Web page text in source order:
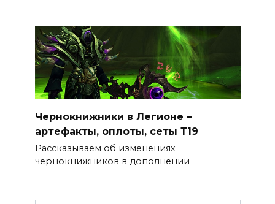
Чернокнижники в Легионе –
артефакты, оплоты, сеты Т19
Рассказываем об изменениях
чернокнижников в дополнении